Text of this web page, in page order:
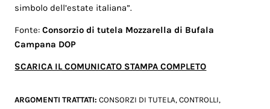
simbolo dell’estate italiana”.
Fonte:Consorzio di tutela Mozzarella di Bufala
Campana DOP
SCARICA IL COMUNICATO STAMPA COMPLETO
ARGOMENTI TRATTATI:CONSORZI DI TUTELA,CONTROLLI,